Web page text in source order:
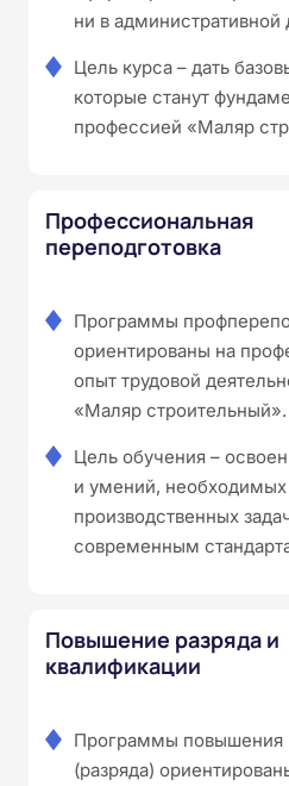
ни в административной
Цель курса – дать
которые станут
профессией «Маляр
Профессиональная
переподготовка
Программы
ориентированы на
опыт трудовой
«Маляр строительный».
Цель обучения –
и умений,
производственных
современным
Повышение разряда и
квалификации
Программы повышения
(разряда)